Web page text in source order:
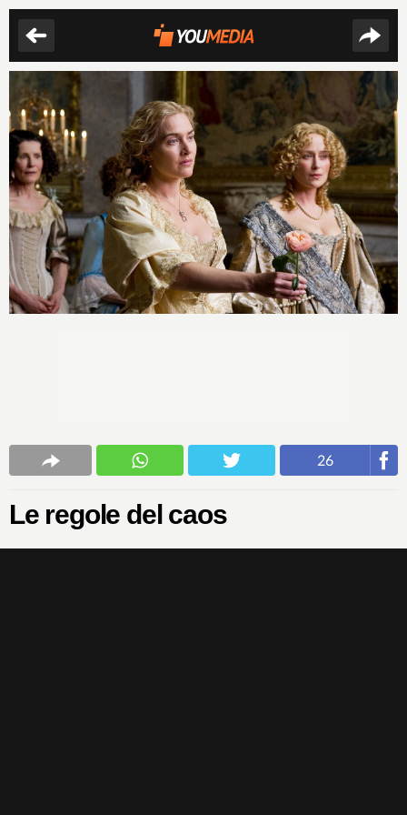
26
Le regole del caos